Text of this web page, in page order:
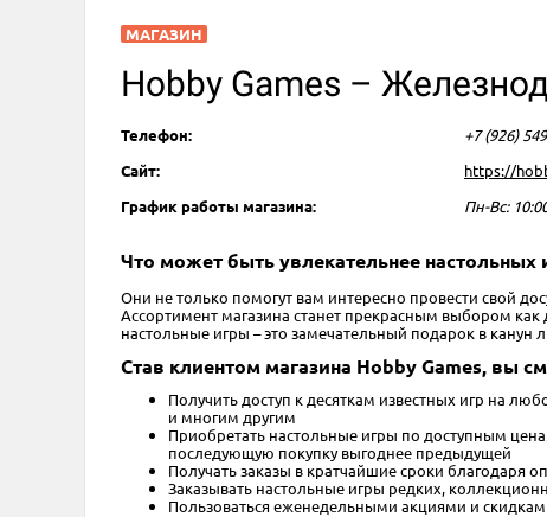
МАГАЗИН
Hobby Games –
Телефон:
+7 (926)
Сайт:
https://
График работы магазина:
Пн-Вс:
Что может быть увлекательнее настольных
Они не только помогут вам интересно провести свой
Ассортимент магазина станет прекрасным выбором
настольные игры – это замечательный подарок в канун
Став клиентом магазина Hobby Games, вы
Получить доступ к десяткам известных игр на
и многим другим
Приобретать настольные игры по доступным
последующую покупку выгоднее предыдущей
Получать заказы в кратчайшие сроки благодаря
Заказывать настольные игры редких,
Пользоваться еженедельными акциями и